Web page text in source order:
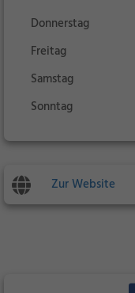
Donnerstag
Freitag
Samstag
Sonntag
Zur Website